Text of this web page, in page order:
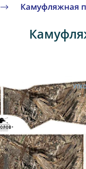
Камуфляжная